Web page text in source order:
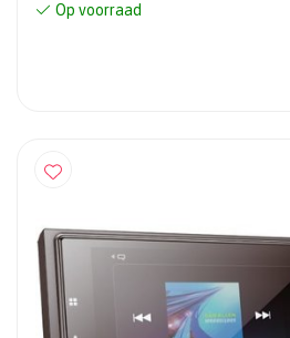
Op voorraad